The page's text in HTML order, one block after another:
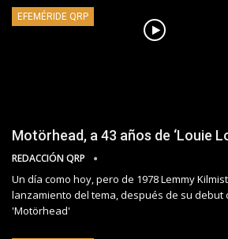
EFEMÉRIDE QRP
Motörhead, a 43 años de ‘Louie
REDACCIÓN QRP
Un día como hoy, pero de 1978 Lemmy
lanzamiento del tema, después de su debut
'Motörhead'